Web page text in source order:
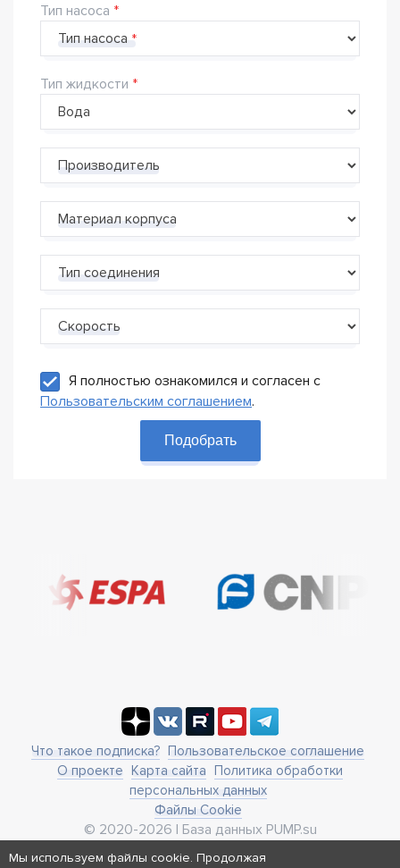
Тип насоса
Тип насоса
Тип жидкости
Производитель
Материал корпуса
Тип соединения
Скорость
Я полностью ознакомился и согласен с
Пользовательским соглашением.
Подобрать
Что такое подписка? Пользовательское соглашение
О проекте Карта сайта Политика обработки
персональных данных
Файлы Cookie
© 2020-2026 | База данных PUMP.su
business@pump.su
Мы используем файлы cookie. Продолжая